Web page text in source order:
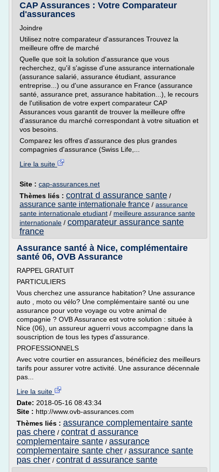
CAP Assurances : Votre Comparateur
d'assurances
Joindre
Utilisez notre comparateur d'assurances Trouvez la
meilleure offre de marché
Quelle que soit la solution d'assurance que vous
recherchez, qu'il s'agisse d'une assurance internationale
(assurance salarié, assurance étudiant, assurance
entreprise...) ou d'une assurance en France (assurance
santé, assurance pret, assurance habitation...), le recours
de l'utilisation de votre expert comparateur CAP
Assurances vous garantit de trouver la meilleure offre
d'assurance du marché correspondant à votre situation et
vos besoins.
Comparez les offres d'assurance des plus grandes
compagnies d'assurance (Swiss Life,...
Lire la suite
Site : cap-assurances.net
Thèmes liés : contrat d assurance sante /
assurance sante internationale france / assurance
sante internationale etudiant / meilleure assurance sante
internationale / comparateur assurance sante
france
Assurance santé à Nice, complémentaire
santé 06, OVB Assurance
RAPPEL GRATUIT
PARTICULIERS
Vous cherchez une assurance habitation? Une assurance
auto , moto ou vélo? Une complémentaire santé ou une
assurance pour votre voyage ou votre animal de
compagnie ? OVB Assurance est votre solution : située à
Nice (06), un assureur aguerri vous accompagne dans la
souscription de tous les types d'assurance.
PROFESSIONNELS
Avec votre courtier en assurances, bénéficiez des meilleurs
tarifs pour assurer votre activité. Une assurance décennale
pas...
Lire la suite
Date: 2018-05-16 08:43:34
Site : http://www.ovb-assurances.com
Thèmes liés : assurance complementaire sante
pas chere / contrat d assurance
complementaire sante / assurance
complementaire sante cher / assurance sante
pas cher / contrat d assurance sante